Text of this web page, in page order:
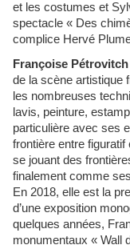
et les costumes et
spectacle « Des
complice Hervé
Françoise
de la scène artistique
les nom­breuses
lavis, peinture,
particulière avec ses
frontière entre
se jouant des
finalement comme
En 2018, elle est la
d’une exposition
quelques années,
monumentaux « Wall